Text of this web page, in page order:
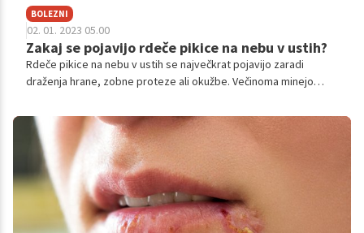
BOLEZNI
02. 01. 2023 05.00
Zakaj se pojavijo rdeče pikice na nebu v ustih?
Rdeče pikice na nebu v ustih se največkrat pojavijo zaradi
draženja hrane, zobne proteze ali okužbe. Večinoma minejo
morebitnih vzrokih si lahko preberete v nadaljevanju.